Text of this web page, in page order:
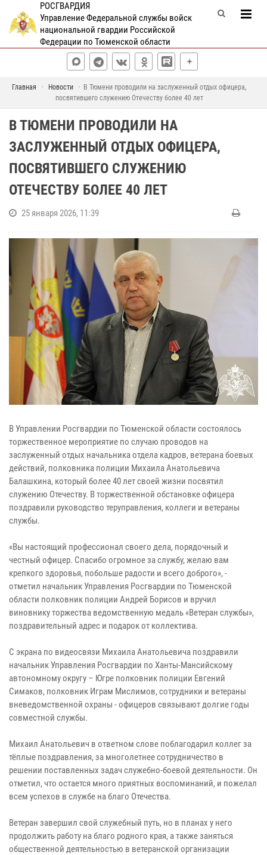
РОСГВАРДИЯ
Управление Федеральной службы войск
национальной гвардии Российской
Федерации по Тюменской области
Главная Новости
В Тюмени проводили на заслуженный отдых офицера,
посвятившего служению Отечеству более 40 лет
В ТЮМЕНИ ПРОВОДИЛИ НА
ЗАСЛУЖЕННЫЙ ОТДЫХ ОФИЦЕРА,
ПОСВЯТИВШЕГО СЛУЖЕНИЮ
ОТЕЧЕСТВУ БОЛЕЕ 40 ЛЕТ
25 января 2026, 11:39
В Управлении Росгвардии по Тюменской области состоялось
торжественное мероприятие по случаю проводов на
заслуженный отдых начальника отдела кадров, ветерана боевых
действий, полковника полиции Михаила Анатольевича
Балашкина, который более 40 лет своей жизни посвятил
служению Отечеству. В торжественной обстановке офицера
поздравили руководство теруправления, коллеги и ветераны
службы.
«Вы настоящий профессионал своего дела, порядочный и
честный офицер. Спасибо огромное за службу, желаю вам
крепкого здоровья, побольше радости и всего доброго», -
отметил начальник Управления Росгвардии по Тюменской
области полковник полиции Андрей Борисов и вручил
виновнику торжества ведомственную медаль «Ветеран службы»,
поздравительный адрес и подарок от коллектива.
С экрана по видеосвязи Михаила Анатольевича поздравили
начальник Управления Росгвардии по Ханты-Мансийскому
автономному округу – Югре полковник полиции Евгений
Симаков, полковник Играм Мислимов, сотрудники и ветераны
вневедомственной охраны - офицеров связывают долгие годы
совместной службы.
Михаил Анатольевич в ответном слове поблагодарил коллег за
тёплые поздравления, за многолетнее сотрудничество в
решении поставленных задач служебно-боевой деятельности. Он
отметил, что остается много приятных воспоминаний, и пожелал
всем успехов в службе на благо Отечества.
Ветеран завершил свой служебный путь, но в планах у него
продолжить работу на благо родного края, а также заняться
общественной деятельностью в ветеранской организации